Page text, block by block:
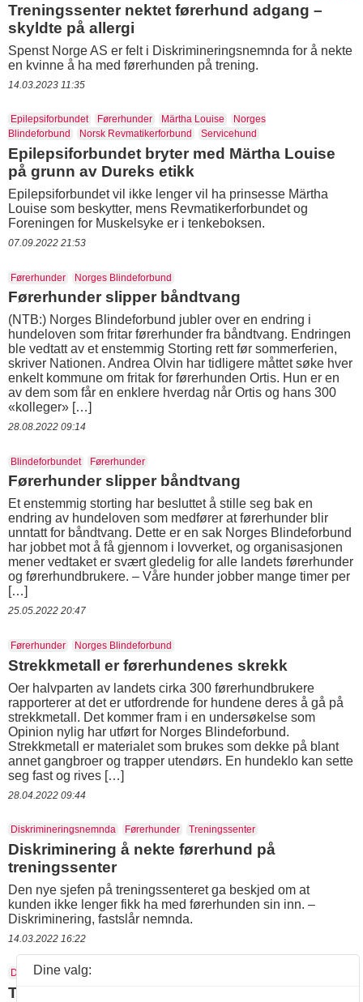
Treningssenter nektet førerhund adgang –
skyldte på allergi
Spenst Norge AS er felt i Diskrimineringsnemnda for å nekte
en kvinne å ha med førerhunden på trening.
14.03.2023 11:35
Epilepsiforbundet Førerhunder Märtha Louise
Norges
Blindeforbund
Norsk Revmatikerforbund Servicehund
Epilepsiforbundet bryter med Märtha Louise
på grunn av Dureks etikk
Epilepsiforbundet vil ikke lenger vil ha prinsesse Märtha
Louise som beskytter, mens Revmatikerforbundet og
Foreningen for Muskelsyke er i tenkeboksen.
07.09.2022 21:53
Førerhunder Norges Blindeforbund
Førerhunder slipper båndtvang
(NTB:) Norges Blindeforbund jubler over en endring i
hundeloven som fritar førerhunder fra båndtvang. Endringen
ble vedtatt av et enstemmig Storting rett før sommerferien,
skriver Nationen. Andrea Olvin har tidligere måttet søke hver
enkelt kommune om fritak for førerhunden Ortis. Hun er en
av dem som får en enklere hverdag når Ortis og hans 300
«kolleger» […]
28.08.2022 09:14
Blindeforbundet Førerhunder
Førerhunder slipper båndtvang
Et enstemmig storting har besluttet å stille seg bak en
endring av hundeloven som medfører at førerhunder blir
unntatt for båndtvang. Dette er en sak Norges Blindeforbund
har jobbet mot å få gjennom i lovverket, og organisasjonen
mener vedtaket er svært gledelig for alle landets førerhunder
og førerhundbrukere. – Våre hunder jobber mange timer per
[…]
25.05.2022 20:47
Førerhunder Norges Blindeforbund
Strekkmetall er førerhundenes skrekk
Oer halvparten av landets cirka 300 førerhundbrukere
rapporterer at det er utfordrende for hundene deres å gå på
strekkmetall. Det kommer fram i en undersøkelse som
Opinion nylig har utført for Norges Blindeforbund.
Strekkmetall er materialet som brukes som dekke på blant
annet gangbroer og trapper utendørs. En hundeklo kan sette
seg fast og rives […]
28.04.2022 09:44
Diskrimineringsnemnda Førerhunder Treningssenter
Diskriminering å nekte førerhund på
treningssenter
Den nye sjefen på treningssenteret ga beskjed om at
kunden ikke lenger fikk ha med førerhunden sin inn. –
Diskriminering, fastslår nemnda.
14.03.2022 16:22
Drosjer Førerhunder
Taxisjåfør mistet jobben etter førerhund-nekt
Dine valg: